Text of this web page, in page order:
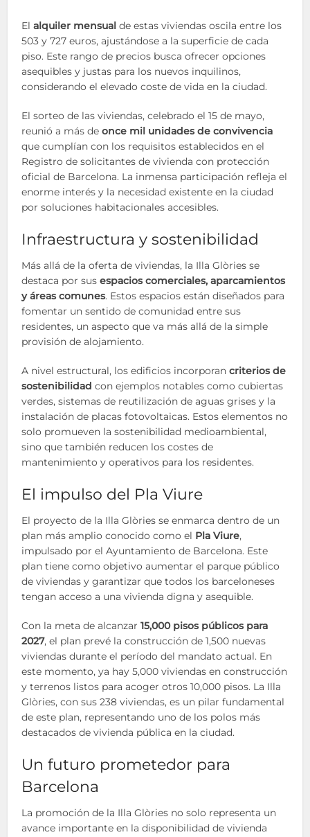
Elalquiler mensual de estas viviendas oscila entre los
503 y 727 euros, ajustándose a la superficie de cada
piso. Este rango de precios busca ofrecer opciones
asequibles y justas para los nuevos inquilinos,
considerando el elevado coste de vida en la ciudad.
El sorteo de las viviendas, celebrado el 15 de mayo,
reunió a más deonce mil unidades de convivencia
que cumplían con los requisitos establecidos en el
Registro de solicitantes de vivienda con protección
oficial de Barcelona. La inmensa participación refleja el
enorme interés y la necesidad existente en la ciudad
por soluciones habitacionales accesibles.
Infraestructura y sostenibilidad
Más allá de la oferta de viviendas, la Illa Glòries se
destaca por susespacios comerciales, aparcamientos
y áreas comunes. Estos espacios están diseñados para
fomentar un sentido de comunidad entre sus
residentes, un aspecto que va más allá de la simple
provisión de alojamiento.
A nivel estructural, los edificios incorporancriterios de
sostenibilidad con ejemplos notables como cubiertas
verdes, sistemas de reutilización de aguas grises y la
instalación de placas fotovoltaicas. Estos elementos no
solo promueven la sostenibilidad medioambiental,
sino que también reducen los costes de
mantenimiento y operativos para los residentes.
El impulso del Pla Viure
El proyecto de la Illa Glòries se enmarca dentro de un
plan más amplio conocido como el Pla Viure,
impulsado por el Ayuntamiento de Barcelona. Este
plan tiene como objetivo aumentar el parque público
de viviendas y garantizar que todos los barceloneses
tengan acceso a una vivienda digna y asequible.
Con la meta de alcanzar15,000 pisos públicos para
2027, el plan prevé la construcción de 1,500 nuevas
viviendas durante el período del mandato actual. En
este momento, ya hay 5,000 viviendas en construcción
y terrenos listos para acoger otros 10,000 pisos. La Illa
Glòries, con sus 238 viviendas, es un pilar fundamental
de este plan, representando uno de los polos más
destacados de vivienda pública en la ciudad.
Un futuro prometedor para
Barcelona
La promoción de la Illa Glòries no solo representa un
avance importante en la disponibilidad de vivienda